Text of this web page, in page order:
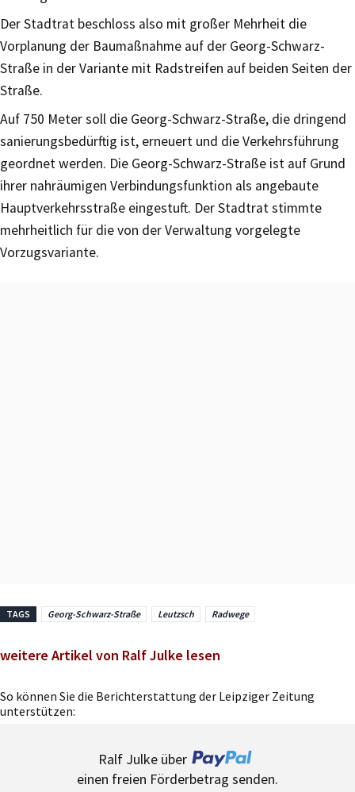
Der Stadtrat beschloss also mit großer Mehrheit die
Vorplanung der Baumaßnahme auf der Georg-Schwarz-
Straße in der Variante mit Radstreifen auf beiden Seiten der
Straße.
Auf 750 Meter soll die Georg-Schwarz-Straße, die dringend
sanierungsbedürftig ist, erneuert und die Verkehrsführung
geordnet werden. Die Georg-Schwarz-Straße ist auf Grund
ihrer nahräumigen Verbindungsfunktion als angebaute
Hauptverkehrsstraße eingestuft. Der Stadtrat stimmte
mehrheitlich für die von der Verwaltung vorgelegte
Vorzugsvariante.
TAGS Georg-Schwarz-Straße Leutzsch Radwege
weitere Artikel von Ralf Julke lesen
So können Sie die Berichterstattung der Leipziger Zeitung
unterstützen:
Ralf Julke über
einen freien Förderbetrag senden.